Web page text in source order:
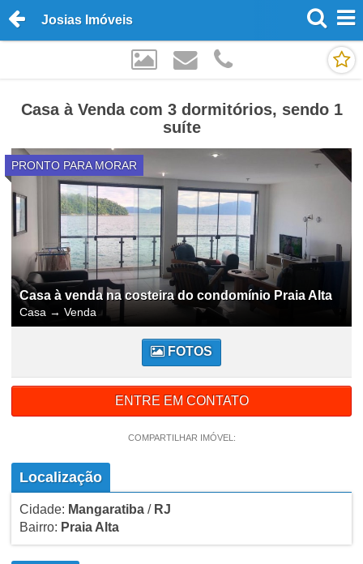
Josias Imóveis
Casa à Venda com 3 dormitórios, sendo 1
suíte
PRONTO PARA MORAR
Casa à venda na costeira do condomínio Praia Alta
Casa → Venda
FOTOS
ENTRE EM CONTATO
COMPARTILHAR IMÓVEL:
Localização
Cidade: Mangaratiba/ RJ
Bairro: Praia Alta